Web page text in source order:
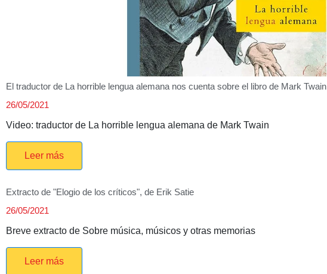
El traductor de La horrible lengua alemana nos cuenta sobre el libro de Mark Twain
26/05/2021
Video: traductor de La horrible lengua alemana de Mark Twain
Leer más
Extracto de "Elogio de los críticos", de Erik Satie
26/05/2021
Breve extracto de Sobre música, músicos y otras memorias
Leer más